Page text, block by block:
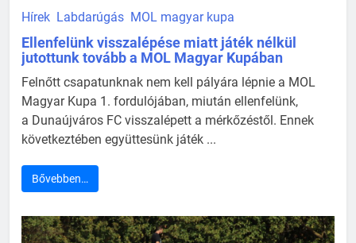
Hírek Labdarúgás MOL magyar kupa
Ellenfelünk visszalépése miatt játék nélkül
jutottunk tovább a MOL Magyar Kupában
Felnőtt csapatunknak nem kell pályára lépnie a MOL
Magyar Kupa 1. fordulójában, miután ellenfelünk,
a Dunaújváros FC visszalépett a mérkőzéstől. Ennek
következtében együttesünk játék ...
Bővebben…